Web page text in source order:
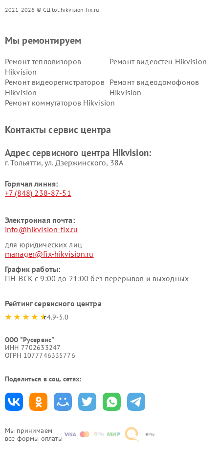
2021-2026 © СЦ tol.hikvision-fix.ru
Мы принимаем
все формы оплаты
Мы ремонтируем
Ремонт тепловизоров
Hikvision
Ремонт видеостен Hikvision
Ремонт видеорегистраторов
Hikvision
Ремонт видеодомофонов
Hikvision
Ремонт коммутаторов Hikvision
Контакты сервис центра
Адрес сервисного центра Hikvision:
г. Тольятти, ул. Дзержинского, 38А
Горячая линия:
+7 (848) 238-87-51
Электронная почта:
info@hikvision-fix.ru
для юридических лиц
manager@fix-hikvision.ru
График работы:
ПН-ВСК с 9:00 до 21:00 без перерывов и выходных
Рейтинг сервисного центра
4.9-5.0
ООО "Русервис"
ИНН 7702633247
ОГРН 1077746335776
Поделиться в соц. сетях: